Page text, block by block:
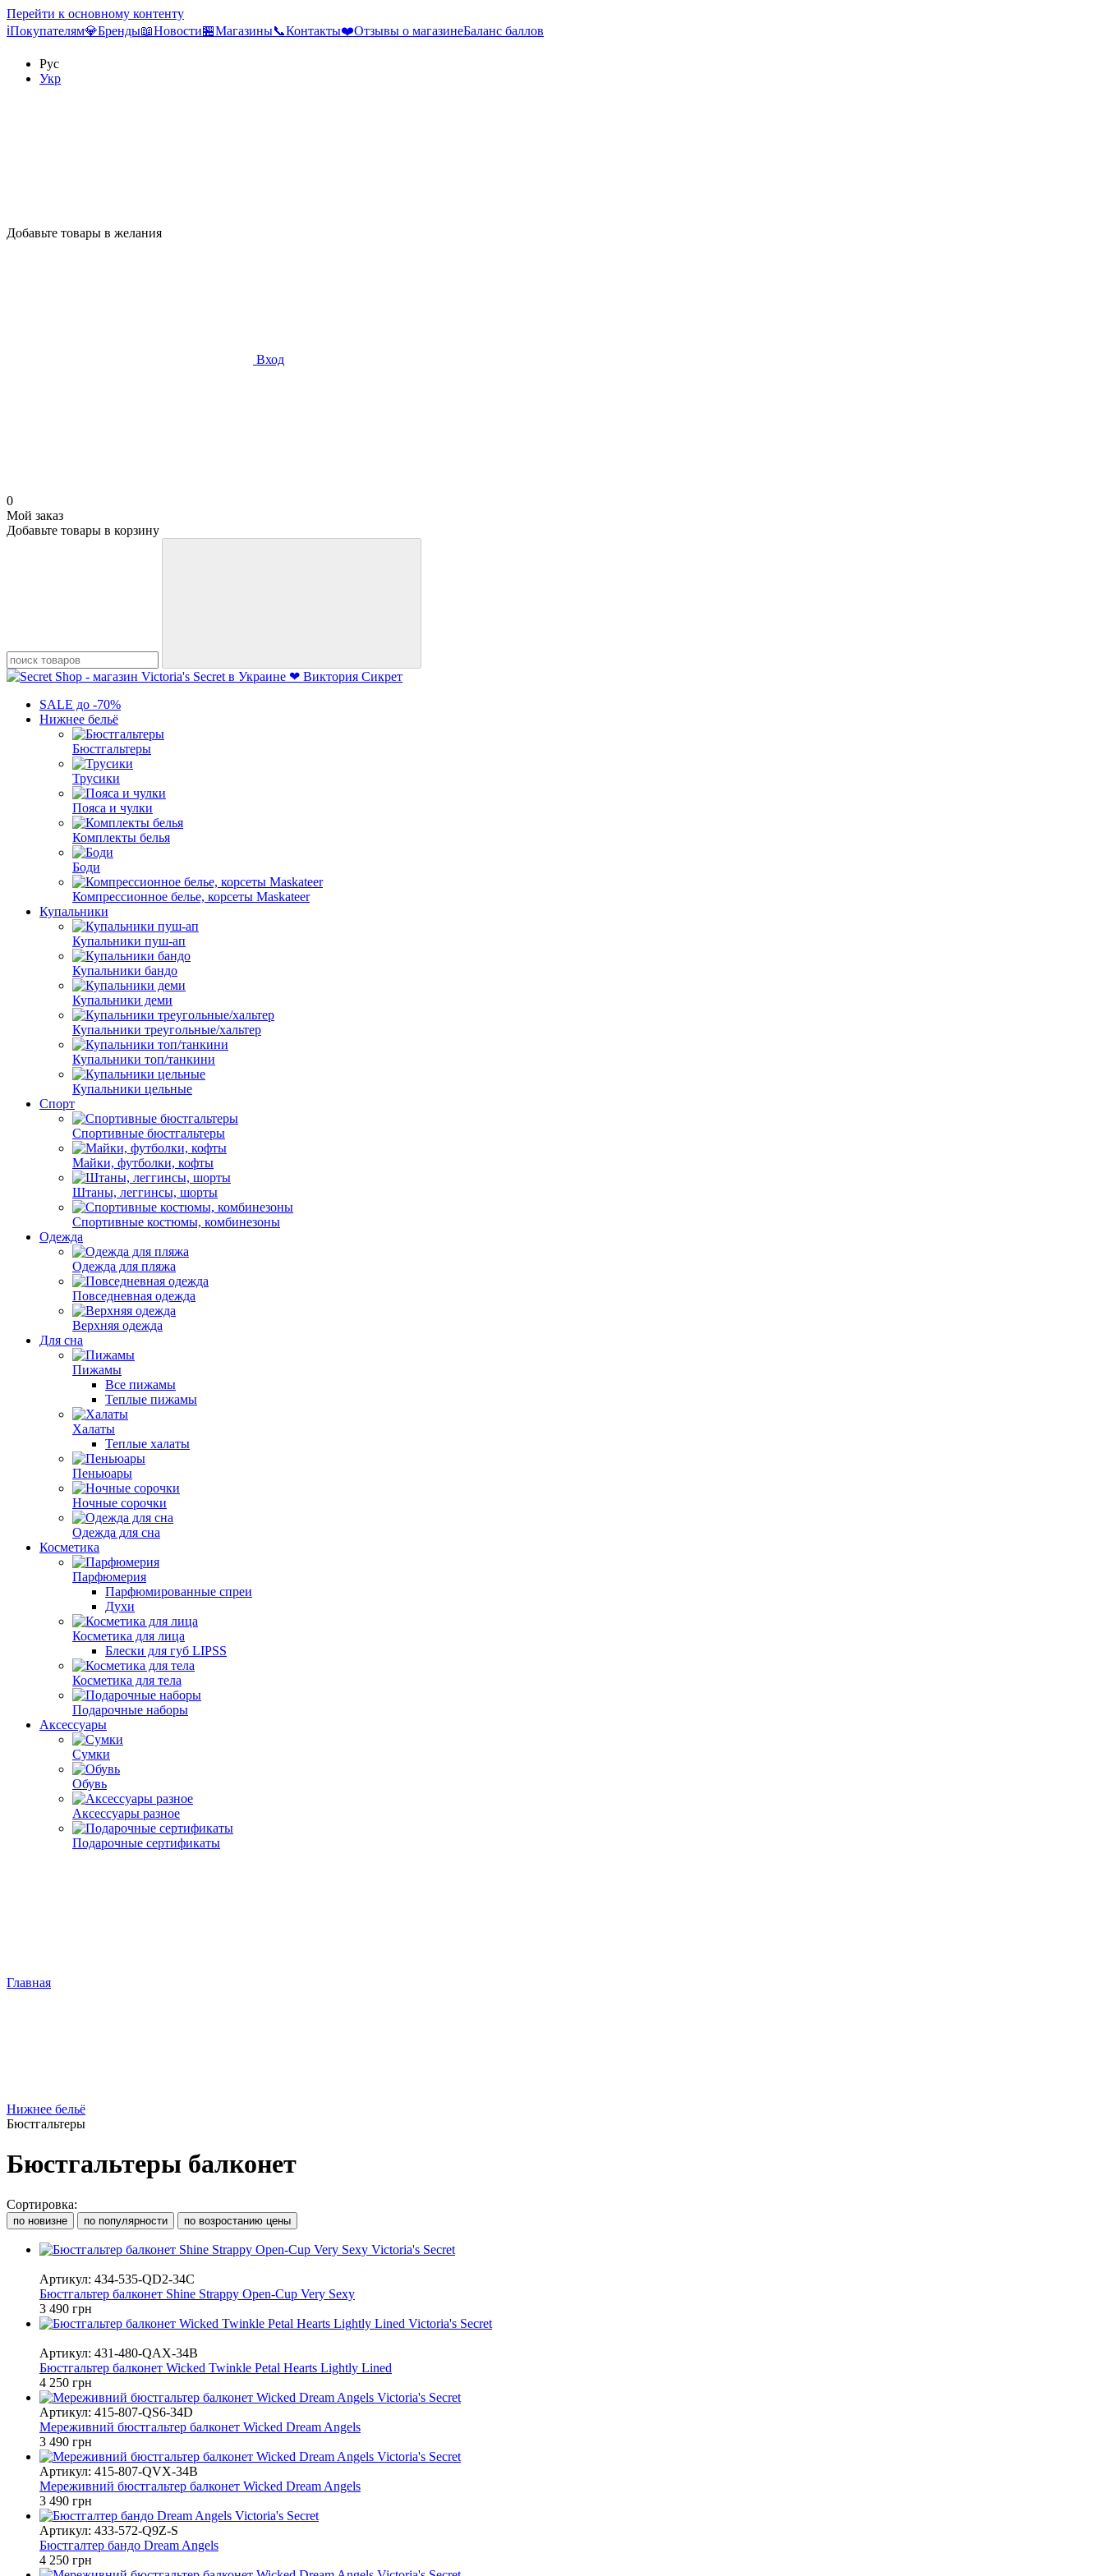
Перейти к основному контенту
ℹ️Покупателям💎Бренды📖Новости🏪Магазины📞Контакты❤️Отзывы о магазинеБаланс баллов
Рус
Укр
Добавьте товары в желания
Вход
0
Мой заказ
Добавьте товары в корзину
SALE до -70%
Нижнее бельё
Бюстгальтеры
Трусики
Пояса и чулки
Комплекты белья
Боди
Компрессионное белье, корсеты Maskateer
Купальники
Купальники пуш-ап
Купальники бандо
Купальники деми
Купальники треугольные/хальтер
Купальники топ/танкини
Купальники цельные
Спорт
Спортивные бюстгальтеры
Майки, футболки, кофты
Штаны, леггинсы, шорты
Спортивные костюмы, комбинезоны
Одежда
Одежда для пляжа
Повседневная одежда
Верхняя одежда
Для сна
Пижамы
Все пижамы
Теплые пижамы
Халаты
Теплые халаты
Пеньюары
Ночные сорочки
Одежда для сна
Косметика
Парфюмерия
Парфюмированные спреи
Духи
Косметика для лица
Блески для губ LIPSS
Косметика для тела
Подарочные наборы
Аксессуары
Сумки
Обувь
Аксессуары разное
Подарочные сертификаты
Главная
Нижнее бельё
Бюстгальтеры
Бюстгальтеры балконет
Сортировка:
по новизне по популярности по возростанию цены
Артикул: 434-535-QD2-34C
Бюстгальтер балконет Shine Strappy Open-Cup Very Sexy
3 490 грн
Артикул: 431-480-QAX-34B
Бюстгальтер балконет Wicked Twinkle Petal Hearts Lightly Lined
4 250 грн
Артикул: 415-807-QS6-34D
Мереживний бюстгальтер балконет Wicked Dream Angels
3 490 грн
Артикул: 415-807-QVX-34B
Мереживний бюстгальтер балконет Wicked Dream Angels
3 490 грн
Артикул: 433-572-Q9Z-S
Бюстгалтер бандо Dream Angels
4 250 грн